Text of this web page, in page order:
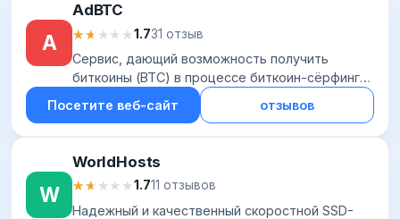
A
AdBTC
★★★★★
★★★★★1.731 отзыв
Сервис, дающий возможность получить
биткоины (BTC) в процессе биткоин-сёрфинга.
Идеальный заработок без вложений с
минимальными усилиями. Заработок напрямую
Посетите веб-сайт отзывов
W
WorldHosts
★★★★★
★★★★★1.711 отзывов
Надежный и качественный скоростной SSD-